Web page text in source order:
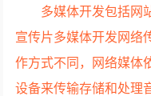
多媒体开发包括网
宣传片多媒体开发网络
作方式不同，网络媒体
设备来传输存储和处理